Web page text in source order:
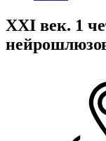
XXI век. 1